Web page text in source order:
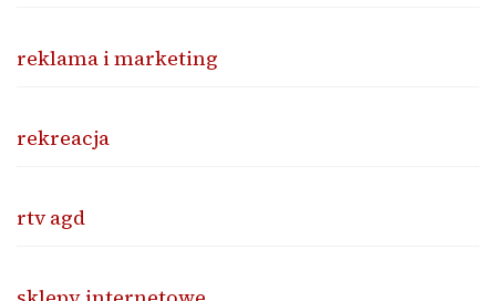
reklama i marketing
rekreacja
rtv agd